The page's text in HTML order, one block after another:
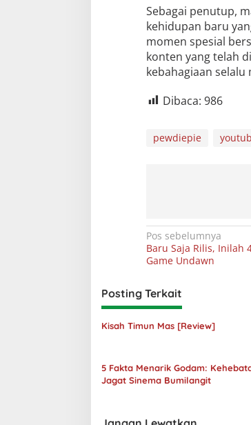
Sebagai penutup,
kehidupan baru
momen spesial
konten yang telah
kebahagiaan
Dibaca: 986
pewdiepie
Navigasi
pos
Pos sebelumnya
Baru Saja Rilis, Inilah
Game Undawn
Posting Terkait
Kisah Timun Mas [Review]
5 Fakta Menarik Godam:
Jagat Sinema Bumilangit